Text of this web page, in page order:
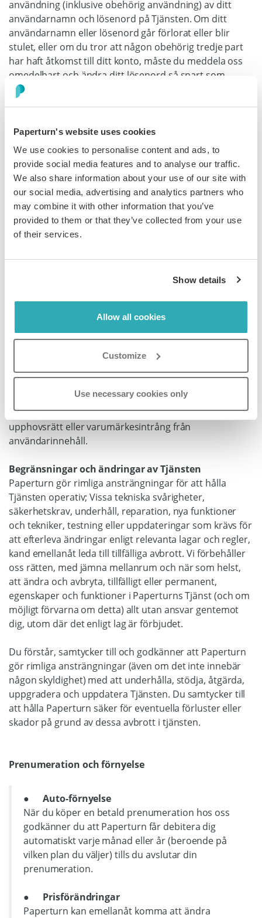
Paperturn's website uses cookies
We use cookies to personalise content and ads, to
provide social media features and to analyse our traffic.
We also share information about your use of our site with
our social media, advertising and analytics partners who
may combine it with other information that you’ve
provided to them or that they’ve collected from your use
of their services.
Show details
Allow all cookies
Customize
Use necessary cookies only
användning (inklusive obehörig användning) av ditt
användarnamn och lösenord på Tjänsten. Om ditt
användarnamn eller lösenord går förlorat eller blir
stulet, eller om du tror att någon obehörig tredje part
har haft åtkomst till ditt konto, måste du meddela oss
omedelbart och ändra ditt lösenord så snart som
möjligt.
Användarinnehåll
Paperturn respekterar innehavare av immateriella
äganderätter. Om du anser att något innehåll strider
mot dina immateriella rättigheter eller andra
rättigheter, vänligen skicka in fordringar &styrkande av
fordringar här.
Efter utredning, om Paperturn rimligen anser att något
efter eget gottfinnande, ta bort sådant innehåll från
anser lämpliga, utan föregående meddelande till
användaren eller någon annan part som tillhandahållit
eller publicerat innehållet. Om sådan användare eller
de under vissa omständigheter lämna in en
motanmälan till Paperturn med en begäran om att
återställa det borttagna innehållet, vilket Paperturn
eget gottfinnande. Du samtycker till att hålla Paperturn
säker från alla händelser som uppstår på grund av
upphovsrätt eller varumärkesintrång från
användarinnehåll.
Begränsningar och ändringar av Tjänsten
Paperturn gör rimliga ansträngningar för att hålla
Tjänsten operativ; Vissa tekniska svårigheter,
säkerhetskrav, underhåll, reparation, nya funktioner
och tekniker, testning eller uppdateringar som krävs för
att efterleva ändringar enligt relevanta lagar och regler,
kand emellanåt leda till tillfälliga avbrott. Vi förbehåller
oss rätten, med jämna mellanrum och när som helst,
att ändra och avbryta, tillfälligt eller permanent,
egenskaper och funktioner i Paperturns Tjänst (och om
möjligt förvarna om detta) allt utan ansvar gentemot
dig, utom där det enligt lag är förbjudet.
Du förstår, samtycker till och godkänner att Paperturn
gör rimliga ansträngningar (även om det inte innebär
någon skyldighet) med att underhålla, stödja, åtgärda,
uppgradera och uppdatera Tjänsten. Du samtycker till
att hålla Paperturn säker för eventuella förluster eller
skador på grund av dessa avbrott i tjänsten.
Prenumeration och förnyelse
●
Auto-förnyelse
När du köper en betald prenumeration hos oss
godkänner du att Paperturn får debitera dig
automatiskt varje månad eller år (beroende på
vilken plan du väljer) tills du avslutar din
prenumeration.
● Prisförändringar
Paperturn kan emellanåt komma att ändra